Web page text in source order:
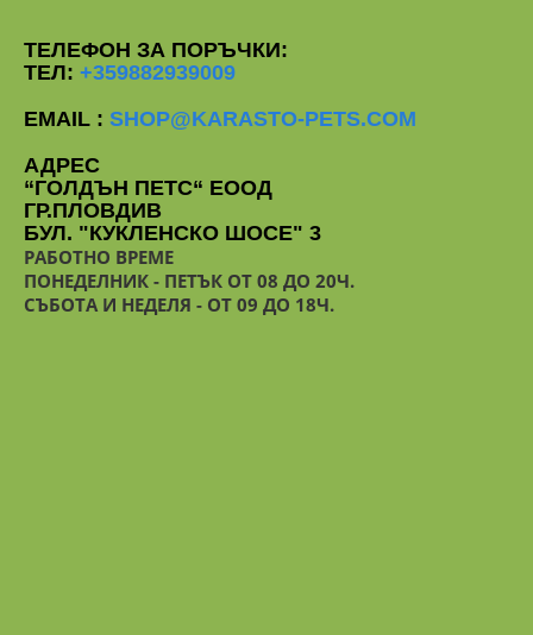
ТЕЛЕФОН ЗА ПОРЪЧКИ:
ТЕЛ: +359882939009
EMAIL : SHOP@KARASTO-PETS.COM
АДРЕС
“ГОЛДЪН ПЕТС“ ЕООД
ГР.ПЛОВДИВ
БУЛ. "КУКЛЕНСКО ШОСЕ" 3
РАБОТНО ВРЕМЕ
ПОНЕДЕЛНИК - ПЕТЪК ОТ 08 ДО 20Ч.
СЪБОТА И НЕДЕЛЯ - ОТ 09 ДО 18Ч.